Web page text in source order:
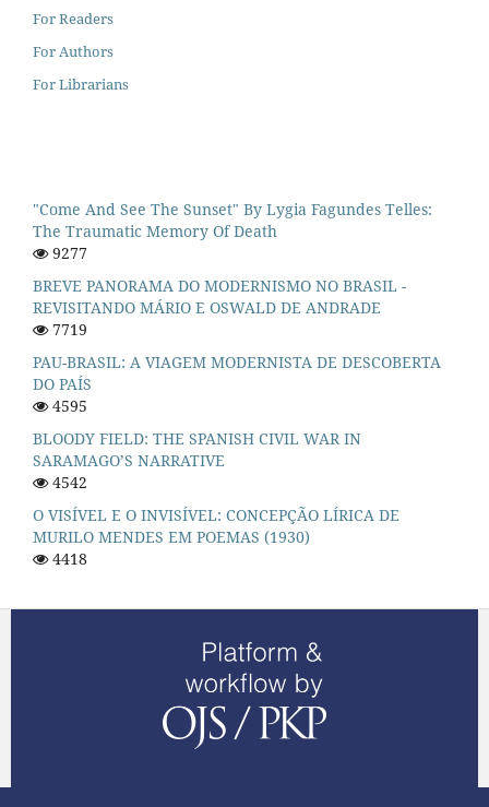
For Readers
For Authors
For Librarians
"Come And See The Sunset" By Lygia Fagundes Telles:
The Traumatic Memory Of Death
9277
BREVE PANORAMA DO MODERNISMO NO BRASIL -
REVISITANDO MÁRIO E OSWALD DE ANDRADE
7719
PAU-BRASIL: A VIAGEM MODERNISTA DE DESCOBERTA
DO PAÍS
4595
BLOODY FIELD: THE SPANISH CIVIL WAR IN
SARAMAGO’S NARRATIVE
4542
O VISÍVEL E O INVISÍVEL: CONCEPÇÃO LÍRICA DE
MURILO MENDES EM POEMAS (1930)
4418